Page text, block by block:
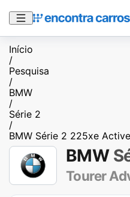
Início
/
Pesquisa
/
BMW
/
Série 2
/
BMW Série 2 225xe
BMW
Tourer